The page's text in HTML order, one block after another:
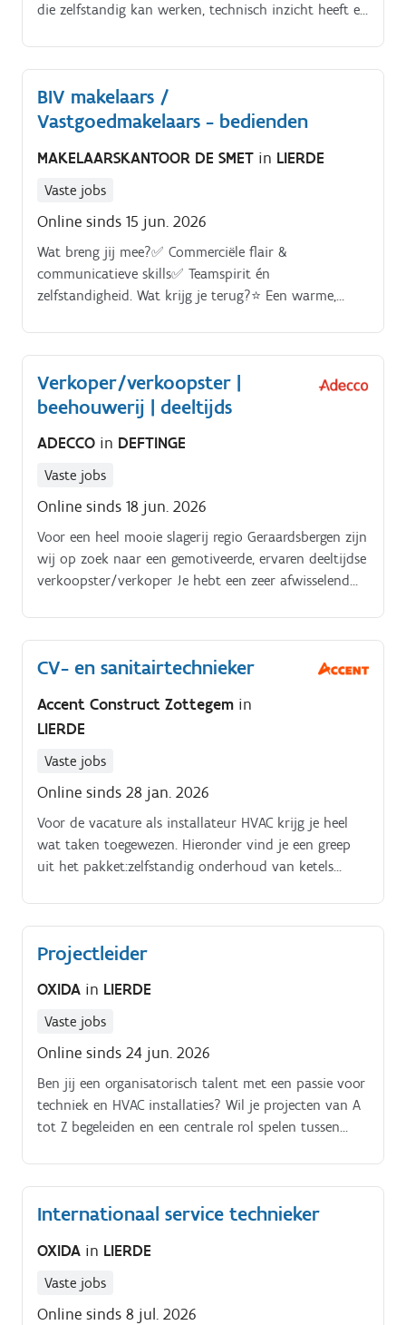
die zelfstandig kan werken, technisch inzicht heeft en
BIV makelaars /
Vastgoedmakelaars - bedienden
MAKELAARSKANTOOR DE SMET in LIERDE
Vaste jobs
Online sinds 15 jun. 2026
Wat breng jij mee?✅ Commerciële flair &
communicatieve skills✅ Teamspirit én
zelfstandigheid. Wat krijg je terug?⭐ Een warme,
Marktconforme verloning⭐ Collega’s die écht
samenwerken.
Verkoper/verkoopster |
beehouwerij | deeltijds
ADECCO in DEFTINGE
Vaste jobs
Online sinds 18 jun. 2026
Voor een heel mooie slagerij regio Geraardsbergen zijn
wij op zoek naar een gemotiveerde, ervaren deeltijdse
verkoopster/verkoper Je hebt een zeer afwisselend
CV- en sanitairtechnieker
Accent Construct Zottegem in
LIERDE
Vaste jobs
Online sinds 28 jan. 2026
Voor de vacature als installateur HVAC krijg je heel
wat taken toegewezen. Hieronder vind je een greep
uit het pakket:zelfstandig onderhoud van ketels
(leidingen, kranen, wastafels, toiletten, douches,
baden, etc.).
Projectleider
OXIDA in LIERDE
Vaste jobs
Online sinds 24 jun. 2026
Ben jij een organisatorisch talent met een passie voor
techniek en HVAC installaties? Wil je projecten van A
tot Z begeleiden en een centrale rol spelen tussen
Internationaal service technieker
OXIDA in LIERDE
Vaste jobs
Online sinds 8 jul. 2026